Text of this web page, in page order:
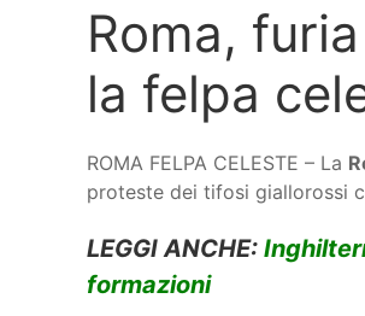
Roma,
la felpa
ROMA FELPA CELESTE – La
proteste dei tifosi giallorossi
LEGGI ANCHE:
formazioni